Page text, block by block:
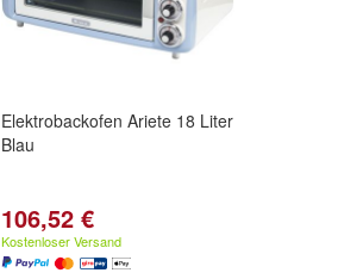
Elektrobackofen Ariete 18 Liter
Blau
106,52 €
Kostenloser Versand